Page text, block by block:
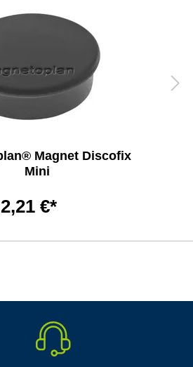
Magnet Discofix
Mini
2,21 €*